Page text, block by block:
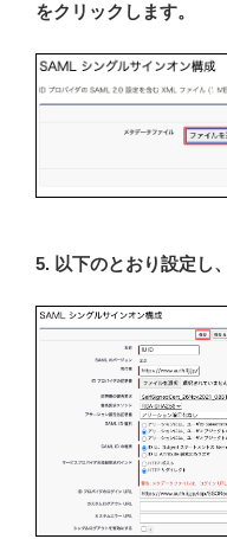
をクリックします。
5. 以下のとおり設定し